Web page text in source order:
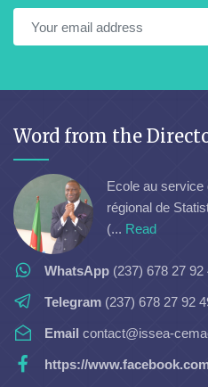
Word from the
Ecole au service
régional de
(... Read
WhatsApp (237) 678 27 92
Telegram (237) 678 27 92
Email contact@issea-
https://